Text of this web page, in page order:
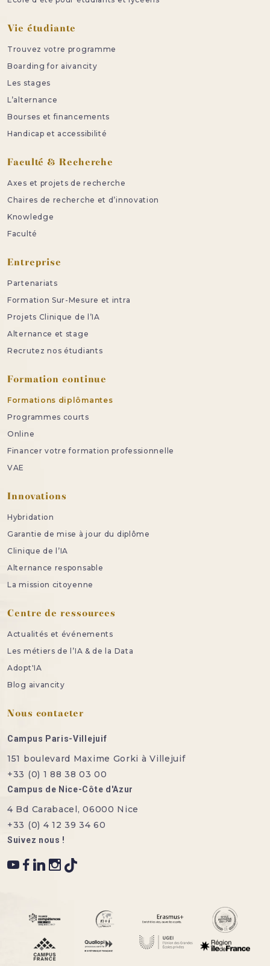
Vie étudiante
Trouvez votre programme
Boarding for aivancity
Les stages
L’alternance
Bourses et financements
Handicap et accessibilité
Faculté & Recherche
Axes et projets de recherche
Chaires de recherche et d’innovation
Knowledge
Faculté
Entreprise
Partenariats
Formation Sur-Mesure et intra
Projets Clinique de l’IA
Alternance et stage
Recrutez nos étudiants
Formation continue
Formations diplômantes
Programmes courts
Online
Financer votre formation professionnelle
VAE
Innovations
Hybridation
Garantie de mise à jour du diplôme
Clinique de l’IA
Alternance responsable
La mission citoyenne
Centre de ressources
Actualités et événements
Les métiers de l’IA & de la Data
Adopt'IA
Blog aivancity
Nous contacter
Campus Paris-Villejuif
151 boulevard Maxime Gorki à Villejuif
+33 (0) 1 88 38 03 00
Campus de Nice-Côte d'Azur
4 Bd Carabacel, 06000 Nice
+33 (0) 4 12 39 34 60
Suivez nous !